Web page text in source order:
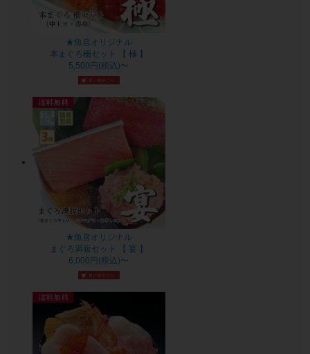
★魚喜オリジナル
本まぐろ柵セット 【 極 】
5,500円(税込)〜
★魚喜オリジナル
まぐろ満腹セット 【 宴 】
6,000円(税込)〜